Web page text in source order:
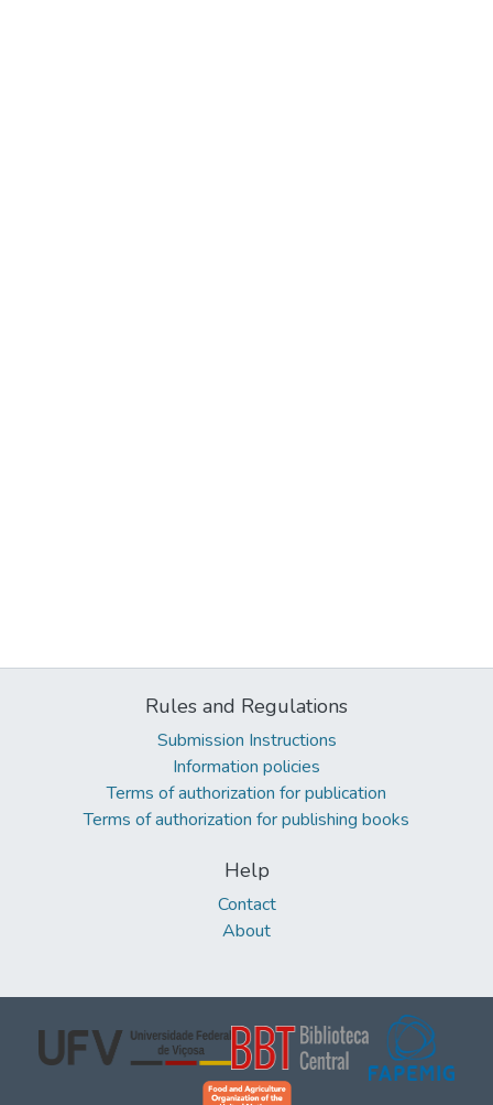
Rules and Regulations
Submission Instructions
Information policies
Terms of authorization for publication
Terms of authorization for publishing books
Help
Contact
About